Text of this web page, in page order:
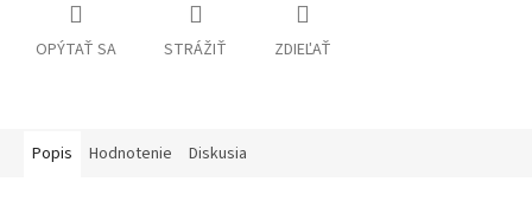
OPÝTAŤ SA STRÁŽIŤ ZDIEĽAŤ
Popis Hodnotenie Diskusia